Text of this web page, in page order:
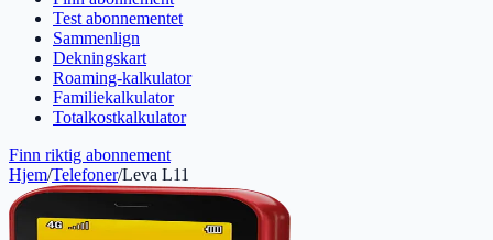
Test abonnementet
Sammenlign
Dekningskart
Roaming-kalkulator
Familiekalkulator
Totalkostkalkulator
Finn riktig abonnement
Hjem/Telefoner/Leva L11